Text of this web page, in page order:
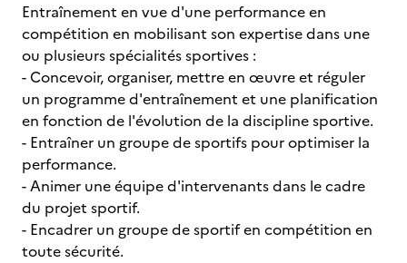
Entraînement en vue d'une performance en
compétition en mobilisant son expertise dans une
ou plusieurs spécialités sportives :
- Concevoir, organiser, mettre en œuvre et réguler
un programme d'entraînement et une planification
en fonction de l'évolution de la discipline sportive.
- Entraîner un groupe de sportifs pour optimiser la
performance.
- Animer une équipe d'intervenants dans le cadre
du projet sportif.
- Encadrer un groupe de sportif en compétition en
toute sécurité.